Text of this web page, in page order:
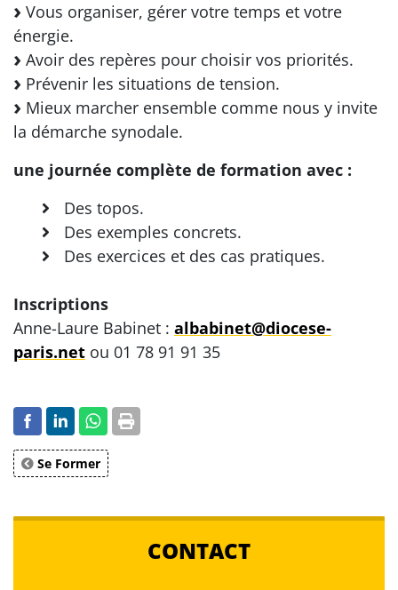
Vous organiser, gérer votre temps et votre
énergie.
Avoir des repères pour choisir vos priorités.
Prévenir les situations de tension.
Mieux marcher ensemble comme nous y invite
la démarche synodale.
une journée complète de formation avec :
Des topos.
Des exemples concrets.
Des exercices et des cas pratiques.
Inscriptions
Anne-Laure Babinet : albabinet@diocese-
paris.net ou 01 78 91 91 35
Se Former
CONTACT